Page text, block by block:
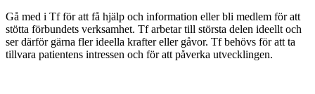
Gå med i Tf för att få hjälp och information eller bli medlem för att
stötta förbundets verksamhet. Tf arbetar till största delen ideellt och
ser därför gärna fler ideella krafter eller gåvor. Tf behövs för att ta
tillvara patientens intressen och för att påverka utvecklingen.